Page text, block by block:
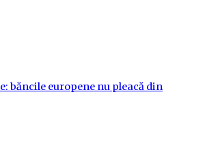
băncile europene nu pleacă din